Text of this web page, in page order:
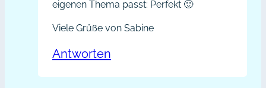
eigenen Thema passt: Perfekt 🙂
Viele Grüße von Sabine
Antworten